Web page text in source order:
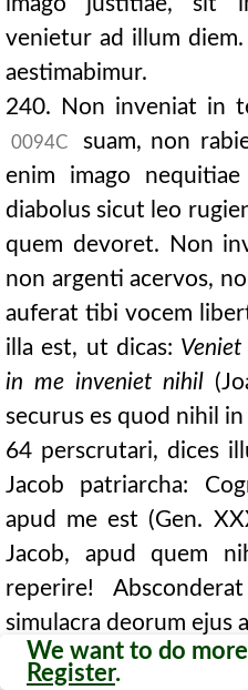
We want to do
Register.
venietur ad illum
aestimabimur.
240. Non inveniat in
0094C
suam, non
enim imago
diabolus sicut leo
quem devoret. Non
non argenti acervos,
auferat tibi vocem
illa est, ut dicas:
in me inveniet nihil
securus es quod nihil
64 perscrutari, dices
Jacob patriarcha:
apud me est (Gen.
Jacob, apud quem
reperire!
simulacra deorum ejus
241. Itaque si